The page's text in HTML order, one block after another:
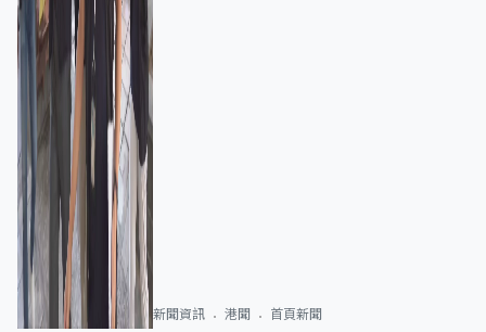
新聞資訊 港聞 首頁新聞